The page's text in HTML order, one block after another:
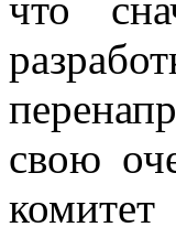
свою